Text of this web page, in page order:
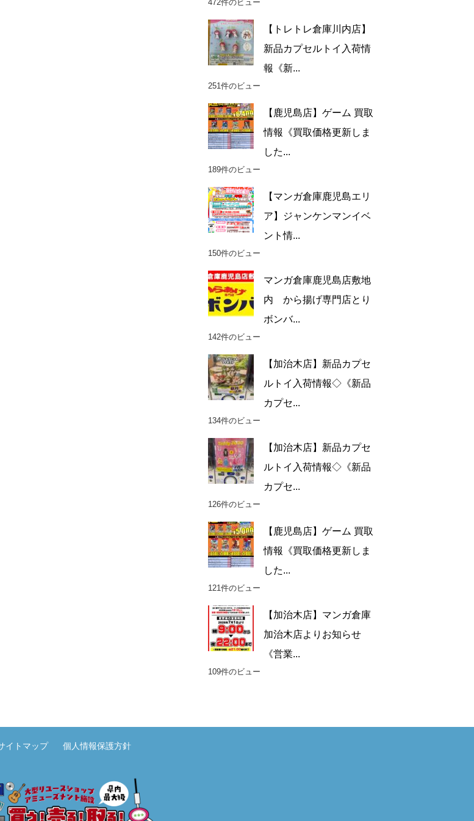
472件のビュー
【トレトレ倉庫川内店】
新品カプセルトイ入荷情
報《新...
251件のビュー
【鹿児島店】ゲーム 買取
情報《買取価格更新しま
した...
189件のビュー
【マンガ倉庫鹿児島エリ
ア】ジャンケンマンイベ
ント情...
150件のビュー
マンガ倉庫鹿児島店敷地
内 から揚げ専門店とり
ボンバ...
142件のビュー
【加治木店】新品カプセ
ルトイ入荷情報◇《新品
カプセ...
134件のビュー
【加治木店】新品カプセ
ルトイ入荷情報◇《新品
カプセ...
126件のビュー
【鹿児島店】ゲーム 買取
情報《買取価格更新しま
した...
121件のビュー
【加治木店】マンガ倉庫
加治木店よりお知らせ
《営業...
109件のビュー
イトマップ 個人情報保護方針